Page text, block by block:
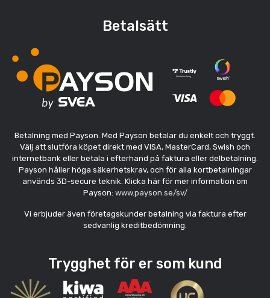
Betalsätt
Betalning med Payson. Med Payson betalar du enkelt och tryggt.
Välj att slutföra köpet direkt med VISA, MasterCard, Swish och
internetbank eller betala i efterhand på faktura eller delbetalning.
Payson håller höga säkerhetskrav, och för alla kortbetalningar
används 3D-secure teknik. Klicka här för mer information om
Payson: www.payson.se/sv/
Vi erbjuder även företagskunder betalning via faktura efter
sedvanlig kreditbedömning.
Trygghet för er som kund